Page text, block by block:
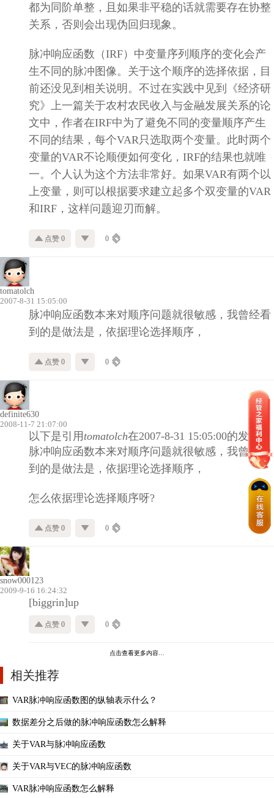
都为同阶单整，且如果非平稳的话就需要存在协整
关系，否则会出现伪回归现象。
脉冲响应函数（IRF）中变量序列顺序的变化会产
生不同的脉冲图像。关于这个顺序的选择依据，目
前还没见到相关说明。不过在实践中见到《经济研
究》上一篇关于农村农民收入与金融发展关系的论
文中，作者在IRF中为了避免不同的变量顺序产生
不同的结果，每个VAR只选取两个变量。此时两个
变量的VAR不论顺便如何变化，IRF的结果也就唯
一。个人认为这个方法非常好。如果VAR有两个以
上变量，则可以根据要求建立起多个双变量的VAR
和IRF，这样问题迎刃而解。
点赞 0 0
tomatolch
2007-8-31 15:05:00
脉冲响应函数本来对顺序问题就很敏感，我曾经看
到的是做法是，依据理论选择顺序，
点赞 0 0
definite630
2008-11-7 21:07:00
以下是引用 tomatolch在2007-8-31 15:05:00的发言：
脉冲响应函数本来对顺序问题就很敏感，我曾经看
到的是做法是，依据理论选择顺序，
怎么依据理论选择顺序呀?
点赞 0 0
snow000123
2009-9-16 16:24:32
[biggrin]up
点赞 0 0
点击查看更多内容…
相关推荐
VAR脉冲响应函数图的纵轴表示什么？
数据差分之后做的脉冲响应函数怎么解释
关于VAR与脉冲响应函数
关于VAR与VEC的脉冲响应函数
VAR脉冲响应函数怎么解释